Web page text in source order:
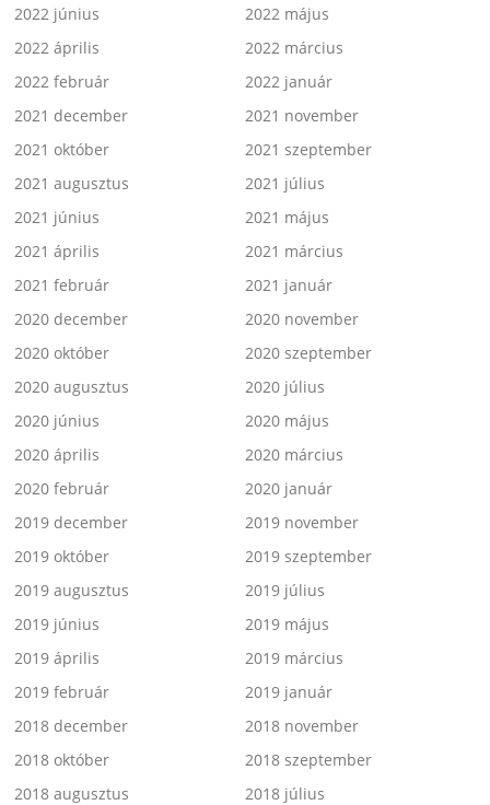
2022 június
2022 május
2022 április
2022 március
2022 február
2022 január
2021 december
2021 november
2021 október
2021 szeptember
2021 augusztus
2021 július
2021 június
2021 május
2021 április
2021 március
2021 február
2021 január
2020 december
2020 november
2020 október
2020 szeptember
2020 augusztus
2020 július
2020 június
2020 május
2020 április
2020 március
2020 február
2020 január
2019 december
2019 november
2019 október
2019 szeptember
2019 augusztus
2019 július
2019 június
2019 május
2019 április
2019 március
2019 február
2019 január
2018 december
2018 november
2018 október
2018 szeptember
2018 augusztus
2018 július